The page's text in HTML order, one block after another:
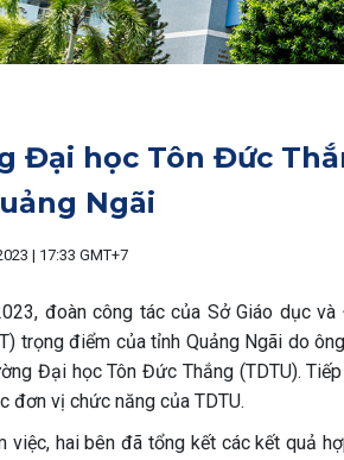
Đại học Tôn Đức
Ngãi
| 17:33 GMT+7
đoàn công tác của Sở Giáo dục
trọng điểm của tỉnh Quảng Ngãi do
Đại học Tôn Đức Thắng (TDTU).
đơn vị chức năng của TDTU.
việc, hai bên đã tổng kết các kết quả